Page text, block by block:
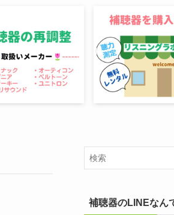
補聴器のLINEなん